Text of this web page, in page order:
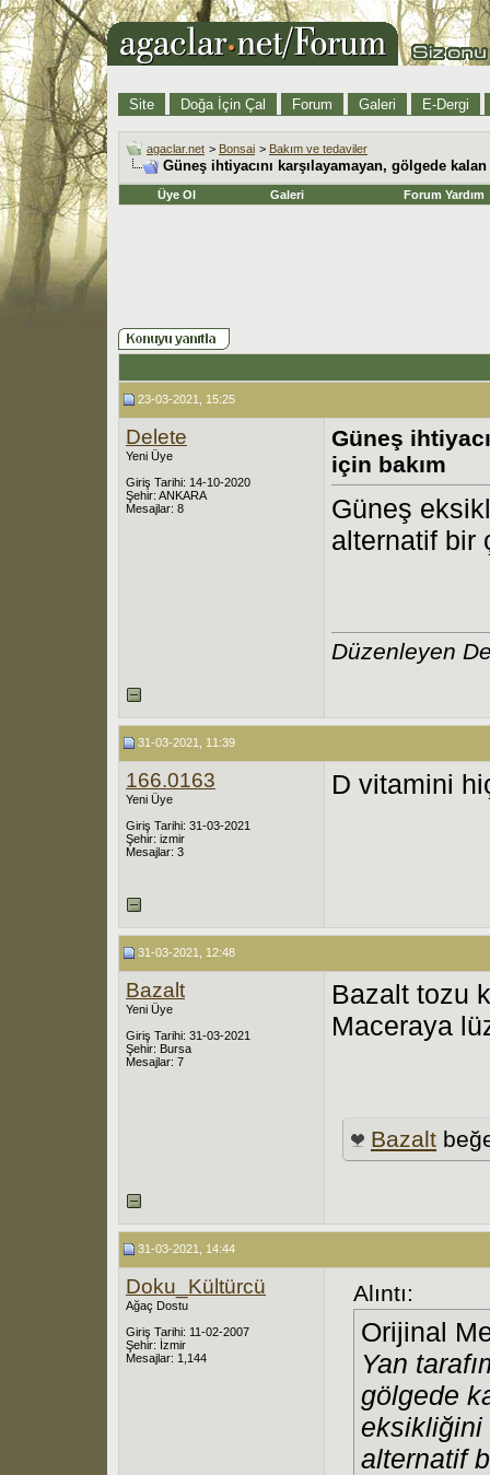
Site Doğa İçin Çal Forum Galeri E-Dergi
agaclar.net > Bonsai > Bakım ve tedaviler
Güneş ihtiyacını karşılayamayan, gölgede
Üye Ol Galeri Forum Yardım
23-03-2021, 15:25
Delete
Yeni Üye
Giriş Tarihi: 14-10-2020
Şehir: ANKARA
Mesajlar: 8
Güneş
için bakım
Güneş
alternatif bir
Düzenleyen
31-03-2021, 11:39
166.0163
Yeni Üye
Giriş Tarihi: 31-03-2021
Şehir: izmir
Mesajlar: 3
D vitamini
31-03-2021, 12:48
Bazalt
Yeni Üye
Giriş Tarihi: 31-03-2021
Şehir: Bursa
Mesajlar: 7
Bazalt tozu
Maceraya
Bazаlt
31-03-2021, 14:44
Doku_Kültürcü
Ağaç Dostu
Giriş Tarihi: 11-02-2007
Şehir: İzmir
Mesajlar: 1,144
Alıntı:
Orijinal
Yan
gölgede
eksikliğini
alternatif